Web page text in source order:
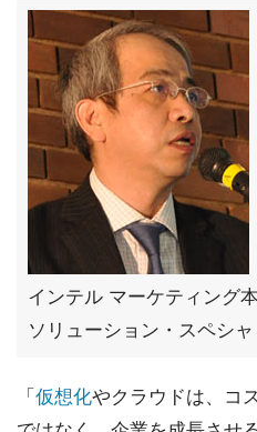
インテル マーケティング
ソリューション・スペシ
「 仮想化やクラウドは、コ